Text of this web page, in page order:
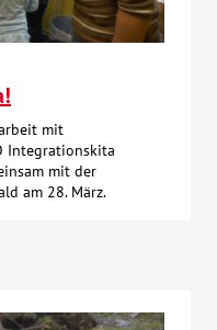
mit
Integrationskita
mit der
am 28. März.